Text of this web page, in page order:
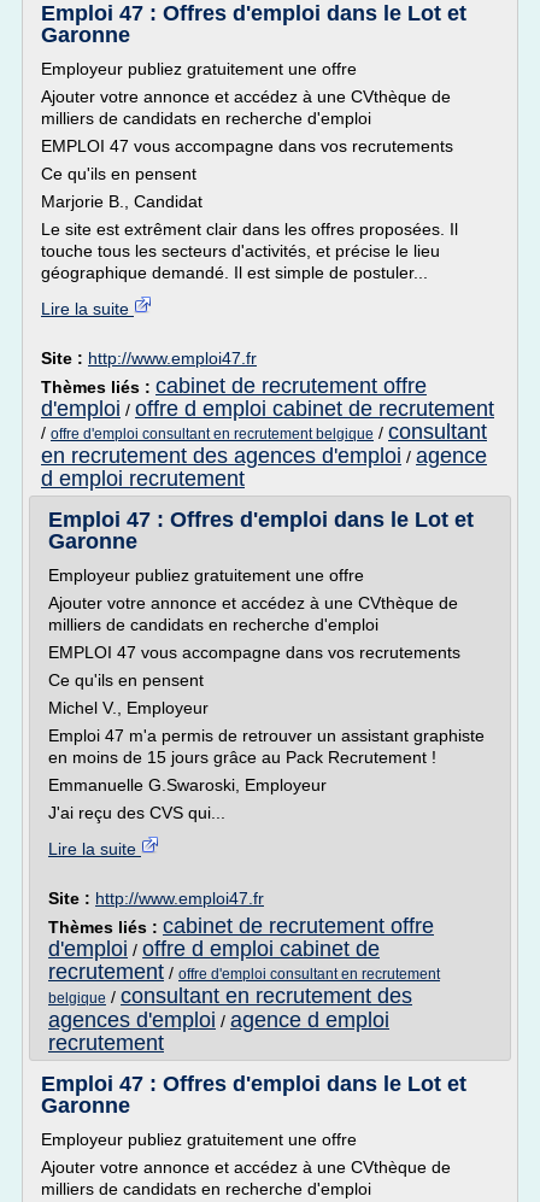
Emploi 47 : Offres d'emploi dans le Lot et
Garonne
Employeur publiez gratuitement une offre
Ajouter votre annonce et accédez à une CVthèque de
milliers de candidats en recherche d'emploi
EMPLOI 47 vous accompagne dans vos recrutements
Ce qu'ils en pensent
Marjorie B., Candidat
Le site est extrêment clair dans les offres proposées. Il
touche tous les secteurs d'activités, et précise le lieu
géographique demandé. Il est simple de postuler...
Lire la suite
Site : http://www.emploi47.fr
Thèmes liés : cabinet de recrutement offre
d'emploi / offre d emploi cabinet de recrutement
/ offre d'emploi consultant en recrutement belgique / consultant
en recrutement des agences d'emploi / agence
d emploi recrutement
Emploi 47 : Offres d'emploi dans le Lot et
Garonne
Employeur publiez gratuitement une offre
Ajouter votre annonce et accédez à une CVthèque de
milliers de candidats en recherche d'emploi
EMPLOI 47 vous accompagne dans vos recrutements
Ce qu'ils en pensent
Michel V., Employeur
Emploi 47 m'a permis de retrouver un assistant graphiste
en moins de 15 jours grâce au Pack Recrutement !
Emmanuelle G.Swaroski, Employeur
J'ai reçu des CVS qui...
Lire la suite
Site : http://www.emploi47.fr
Thèmes liés : cabinet de recrutement offre
d'emploi / offre d emploi cabinet de
recrutement / offre d'emploi consultant en recrutement
belgique / consultant en recrutement des
agences d'emploi / agence d emploi
recrutement
Emploi 47 : Offres d'emploi dans le Lot et
Garonne
Employeur publiez gratuitement une offre
Ajouter votre annonce et accédez à une CVthèque de
milliers de candidats en recherche d'emploi